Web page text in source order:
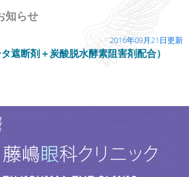
知らせ
2016年09月21日更新
遮断剤＋炭酸脱水酵素阻害剤配合）